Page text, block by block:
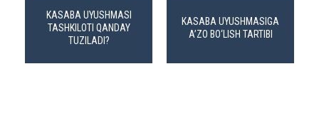
KASABA UYUSHMASI
TASHKILOTI QANDAY
TUZILADI?
KASABA UYUSHMASIGA
A’ZO BO‘LISH TARTIBI